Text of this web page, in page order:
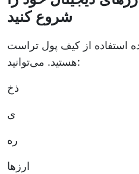
شروع کنید
استفاده از کیف پول تراست
هستید. می‌توانید:
ذخ
ی
ره
ارزها